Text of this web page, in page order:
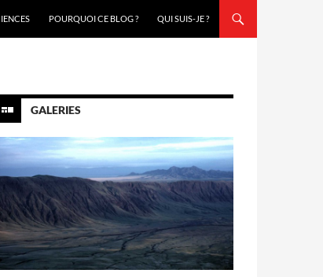
POURQUOI CE BLOG ? QUI SUIS-JE ?
GALERIES